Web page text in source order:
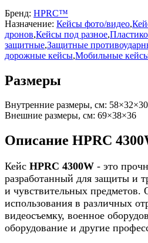
Бренд: HPRC™
Назначение: Кейсы фото/видео,
дронов,Кейсы под разное,
защитные,Защитные
дорожные кейсы,Мобильные
Размеры
Внутренние размеры, см: 58×32×30
Внешние размеры, см: 69×38×36
Описание HPRC
Кейс HPRC 4300W - это
разработанный для защиты и
и чувствительных предметов.
использования в различных
видеосъемку, военное
оборудование и другие